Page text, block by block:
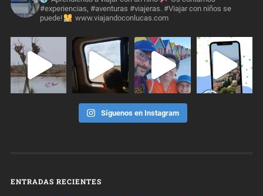
#experiencias, #aventuras #viajeras. #Viajar con niños se
puede!
www.viajandoconlucas.com
Síguenos en Instagram
ENTRADAS RECIENTES